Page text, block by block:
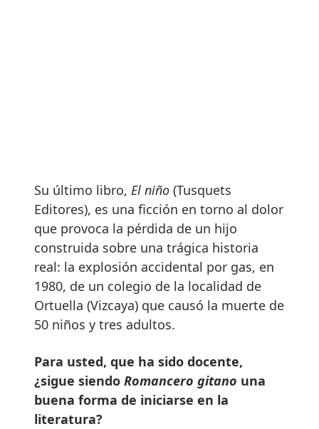
Su último libro, El niño (Tusquets
Editores), es una ficción en torno al dolor
que provoca la pérdida de un hijo
construida sobre una trágica historia
real: la explosión accidental por gas, en
1980, de un colegio de la localidad de
Ortuella (Vizcaya) que causó la muerte de
50 niños y tres adultos.
Para usted, que ha sido docente,
¿sigue siendo Romancero gitano una
buena forma de iniciarse en la
literatura?